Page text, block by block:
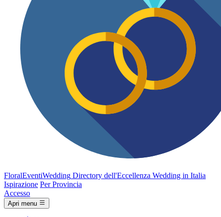
FloralEventiWedding Directory dell'Eccellenza Wedding in Italia
Ispirazione Per Provincia
Accesso
Apri menu